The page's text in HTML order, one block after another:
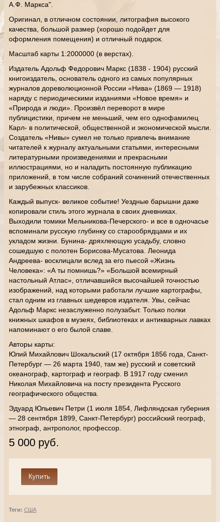
А.Ф. Маркса".
Оригинал, в отличном состоянии, литография высокого
качества, большой размер (хорошо подойдет для
оформления помещения) и отличный подарок.
Масштаб карты 1:2000000 (в верстах).
Издатель Адольф Федорович Маркс (1838 - 1904) русский
книгоиздатель, основатель одного из самых популярных
журналов дореволюционной России «Нива» (1869 — 1918)
наряду с периодическими изданиями «Новое время» и
«Природа и люди». Произвёл переворот в мире
публицистики, причем не меньший, чем его однофамилец
Карл- в политической, общественной и экономической мысли.
Создатель «Нивы» сумел не только привлечь внимание
читателей к журналу актуальными статьями, интересными
литературными произведениями и прекрасными
иллюстрациями, но и наладить постоянную публикацию
приложений, в том числе собраний сочинений отечественных
и зарубежных классиков.
Каждый выпуск- великое событие! Уездные барышни даже
копировали стиль этого журнала в своих дневниках.
Выходили томики Мельникова-Печерского- и все в одночасье
вспоминали русскую глубинку со старообрядцами и их
укладом жизни. Бунина- дряхлеющую усадьбу, словно
сошедшую с полотен Борисова-Мусатова. Леонида
Андреева- восклицали вслед за его пьесой «Жизнь
Человека»: «А ты помнишь?» «Большой всемирный
настольный Атлас», отличавшийся высочайшей точностью
изображений, над которыми работали лучшие картографы,
стал одним из главных шедевров издателя. Увы, сейчас
Адольф Маркс незаслуженно полузабыт. Только полки
книжных шкафов в музеях, библиотеках и антикварных лавках
напоминают о его былой славе.
Авторы карты:
Юлий Михайлович Шокальский (17 октября 1856 года, Санкт-
Петербург — 26 марта 1940, там же) русский и советский
океанограф, картограф и географ. В 1917 году сменил
Николая Михайловича на посту президента Русского
географического общества.
Эдуард Юльевич Петри (1 июля 1854, Лифляндская губерния
— 28 сентября 1899, Санкт-Петербург) российский географ,
этнограф, антрополог, профессор.
5 000 руб.
Теги: США